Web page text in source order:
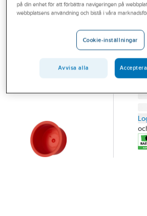
Branscher
på din enhet för att förbättra navigeringen på
webbplatsens användning och bistå i våra
Cookie-inställningar
Avvisa alla